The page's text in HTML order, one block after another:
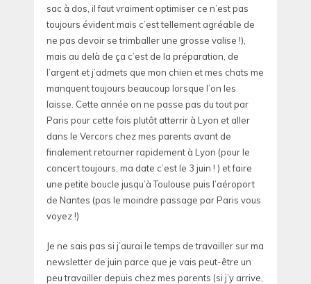
sac à dos, il faut vraiment optimiser ce n’est pas
toujours évident mais c’est tellement agréable de
ne pas devoir se trimballer une grosse valise !),
mais au delà de ça c’est de la préparation, de
l’argent et j’admets que mon chien et mes chats me
manquent toujours beaucoup lorsque l’on les
laisse. Cette année on ne passe pas du tout par
Paris pour cette fois plutôt atterrir à Lyon et aller
dans le Vercors chez mes parents avant de
finalement retourner rapidement à Lyon (pour le
concert toujours, ma date c’est le 3 juin ! ) et faire
une petite boucle jusqu’à Toulouse puis l’aéroport
de Nantes (pas le moindre passage par Paris vous
voyez !)
Je ne sais pas si j’aurai le temps de travailler sur ma
newsletter de juin parce que je vais peut-être un
peu travailler depuis chez mes parents (si j’y arrive,